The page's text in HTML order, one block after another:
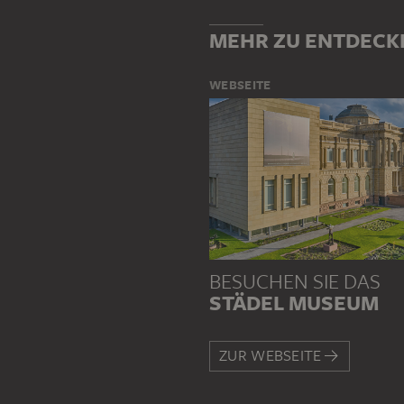
MEHR ZU
WEBSEITE
BESUCHEN SIE DAS
STÄDEL MUSEUM
ZUR WEBSEITE